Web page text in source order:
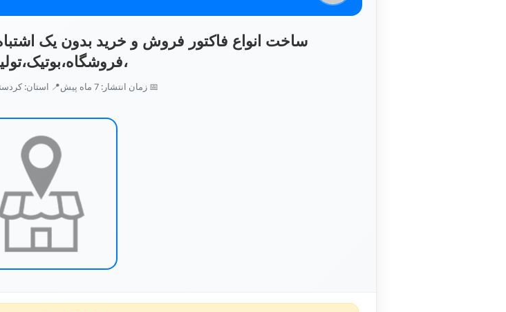
ساخت انواع فاکتور فروش و خرید بدون یک
📅 زمان انتشار: 7 ماه پیش 📍 استان: